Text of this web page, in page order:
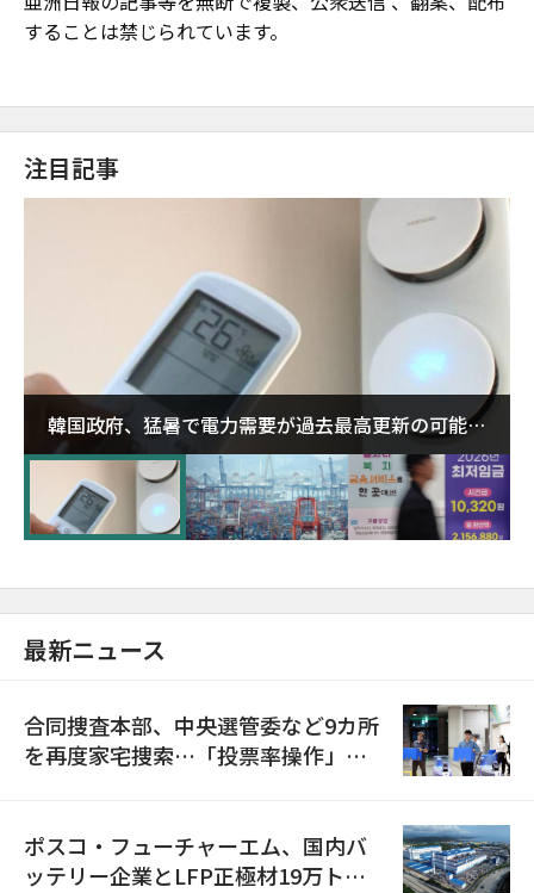
することは禁じられています。
注目記事
韓国政府、猛暑で電力需要が過去最高更新の可能性
に需給対応体制を点検
最新ニュース
合同捜査本部、中央選管委など9カ所
を再度家宅捜索…「投票率操作」の
ポスコ・フューチャーエム、国内バ
ッテリー企業とLFP正極材19万トン